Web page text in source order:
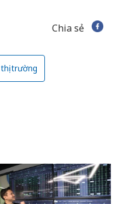
Chia sẻ
thị trường